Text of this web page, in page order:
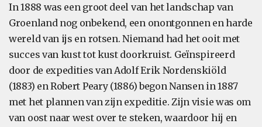
In 1888 was een groot deel van het landschap van
Groenland nog onbekend, een onontgonnen en harde
wereld van ijs en rotsen. Niemand had het ooit met
succes van kust tot kust doorkruist. Geïnspireerd
door de expedities van Adolf Erik Nordenskiöld
(1883) en Robert Peary (1886) begon Nansen in 1887
met het plannen van zijn expeditie. Zijn visie was om
van oost naar west over te steken, waardoor hij en